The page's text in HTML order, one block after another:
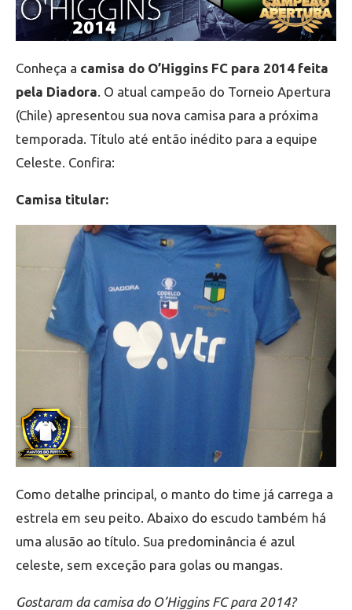
Conheça a camisa do O’Higgins FC para 2014 feita
pela Diadora. O atual campeão do Torneio Apertura
(Chile) apresentou sua nova camisa para a próxima
temporada. Título até então inédito para a equipe
Celeste. Confira:
Camisa titular:
Como detalhe principal, o manto do time já carrega a
estrela em seu peito. Abaixo do escudo também há
uma alusão ao título. Sua predominância é azul
celeste, sem exceção para golas ou mangas.
Gostaram da camisa do O’Higgins FC para 2014?